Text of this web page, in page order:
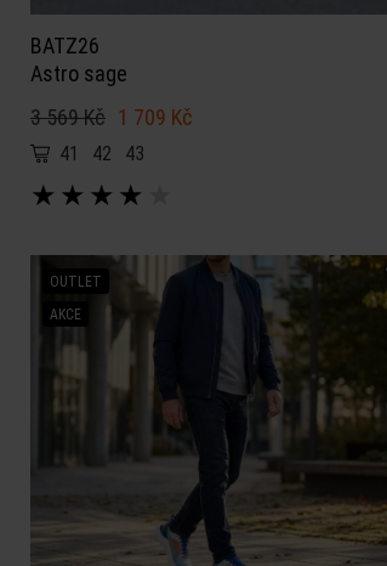
BATZ26
Astro sage
3 569 Kč 1 709 Kč
41 42 43
★ ★ ★ ★
OUTLET
AKCE